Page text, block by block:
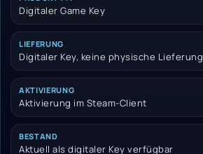
Digitaler Game Key
LIEFERUNG
Digitaler Key, keine physische Lieferung
AKTIVIERUNG
Aktivierung im Steam-Client
BESTAND
Aktuell als digitaler Key verfügbar